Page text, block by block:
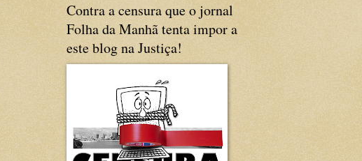
Contra a censura que o jornal
Folha da Manhã tenta impor a
este blog na Justiça!